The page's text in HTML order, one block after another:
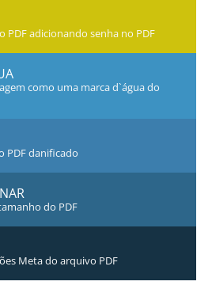
PDF adicionando senha no PDF
como uma marca d`água do
PDF danificado
do PDF
Meta do arquivo PDF